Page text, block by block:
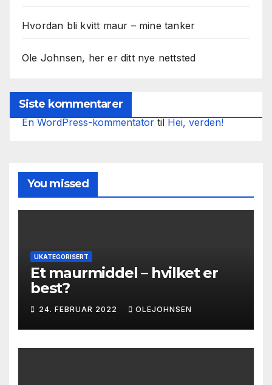
Hvordan bli kvitt maur – mine tanker
Ole Johnsen, her er ditt nye nettsted
Siste kommentarer
En WordPress-kommentatortilHei, verden!
You missed
UKATEGORISERT
Et maurmiddel – hvilket er
best?
24. FEBRUAR 2022 OLEJOHNSEN